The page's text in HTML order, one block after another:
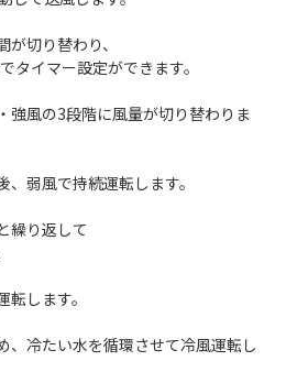
切り替わり、
タイマー設定ができます。
強風の3段階に風量が切り替わりま
弱風で持続運転します。
繰り返して
します。
、冷たい水を循環させて冷風運転し